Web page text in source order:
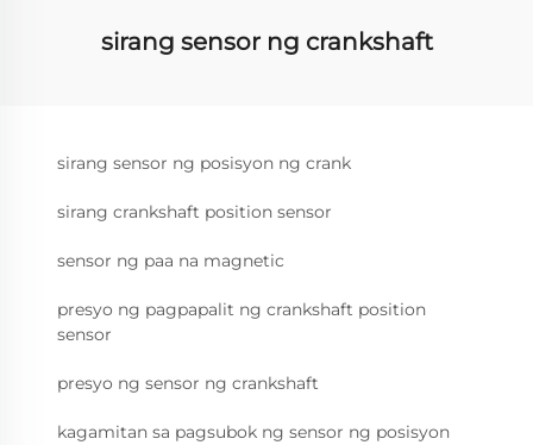
sirang sensor ng crankshaft
sirang sensor ng posisyon ng crank
sirang crankshaft position sensor
sensor ng paa na magnetic
presyo ng pagpapalit ng crankshaft position
sensor
presyo ng sensor ng crankshaft
kagamitan sa pagsubok ng sensor ng posisyon